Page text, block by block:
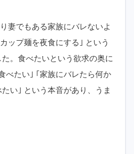
妻でもある家族にバレないよ
ップ麺を夜食にする｣ という
。食べたいという欲求の奥に
べたい｣ ｢家族にバレたら何か
い｣ という本音があり、うま